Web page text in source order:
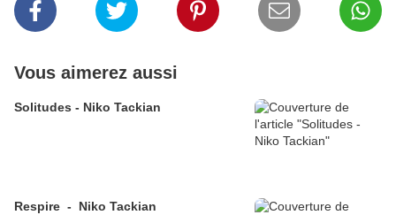
Vous aimerez aussi
Solitudes - Niko Tackian
Respire - Niko Tackian